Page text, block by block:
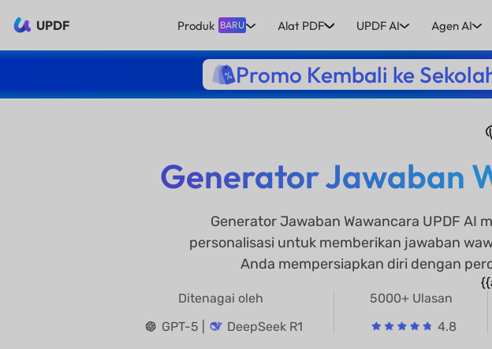
UPDF Produk BARU Alat PDF UPDF AI Agen AI
Promo Kembali ke
Generator Jawaban
Generator Jawaban Wawancara UPDF AI
personalisasi untuk memberikan jawaban
Anda mempersiapkan diri dengan
Ditenagai oleh
GPT-5 |
DeepSeek R1
5000+ Ulasan
4.8